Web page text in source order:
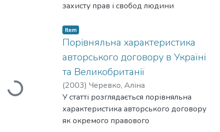
захисту прав і свобод людини
Loading...
Item
Порівняльна характеристика
авторського договору в Україні
та Великобританії
(2003) Черевко, Аліна
У статті розглядається порівняльна
характеристика авторського договору
як окремого правового